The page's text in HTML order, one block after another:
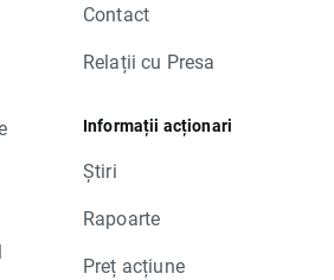
Contact
Relații cu Presa
Informații acționari
Știri
Rapoarte
Preț acțiune